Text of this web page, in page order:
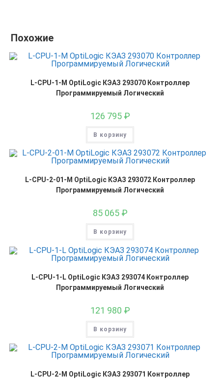
Похожие
L-CPU-1-M OptiLogic КЭАЗ 293070 Контроллер
Программируемый Логический
126 795 ₽
В корзину
L-CPU-2-01-M OptiLogic КЭАЗ 293072 Контроллер
Программируемый Логический
85 065 ₽
В корзину
L-CPU-1-L OptiLogic КЭАЗ 293074 Контроллер
Программируемый Логический
121 980 ₽
В корзину
L-CPU-2-M OptiLogic КЭАЗ 293071 Контроллер